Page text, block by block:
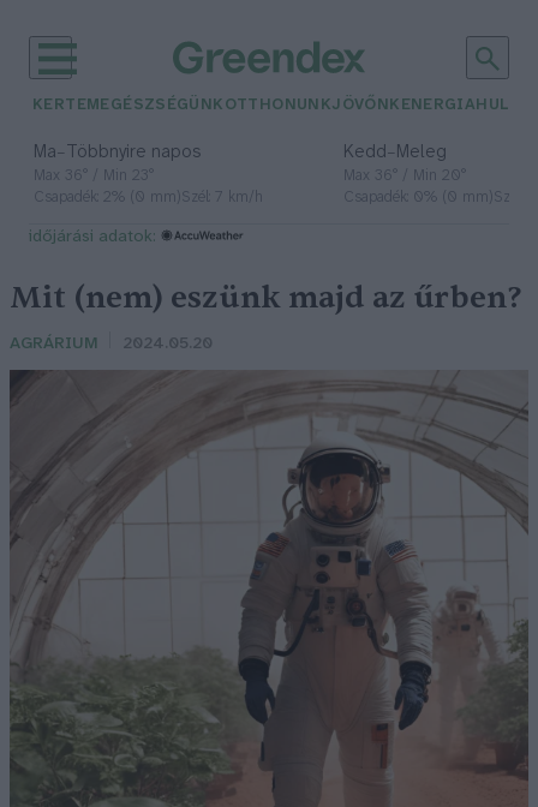
KERTEM EGÉSZSÉGÜNK OTTHONUNKJÖVŐNK ENERGIA
Ma– Többnyire napos
Max 36° / Min 23°
Csapadék: 2% (0 mm)Szél: 7 km/h
Kedd– Meleg
Max 36° / Min 20°
Csapadék: 0% (0 mm)Szél:
időjárási adatok:
Mit (nem) eszünk majd az űrben?
AGRÁRIUM 2024.05.20